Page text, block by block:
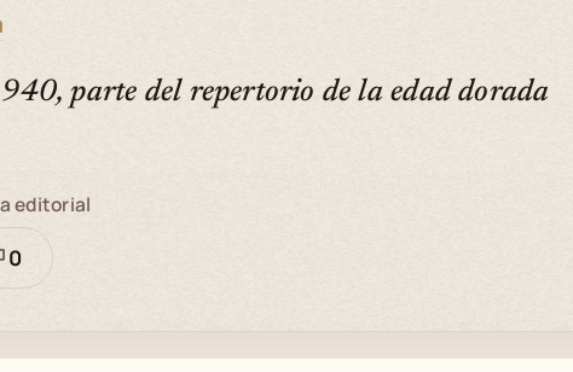
parte del repertorio de la edad dorada
editorial
Necesita
0